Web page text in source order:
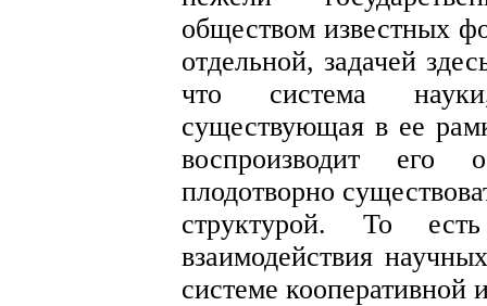
обществом известных
отдельной, задачей
что система
существующая в ее
воспроизводит
плодотворно
структурой. То
взаимодействия
системе кооперативной